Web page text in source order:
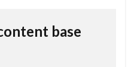
base